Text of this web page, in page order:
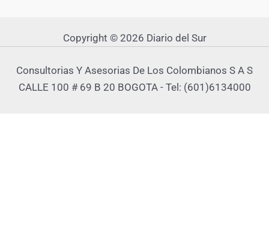
Copyright © 2026 Diario del Sur
Consultorias Y Asesorias De Los Colombianos S A S
CALLE 100 # 69 B 20 BOGOTA - Tel: (601)6134000